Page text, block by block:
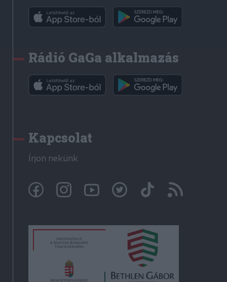
Rádió GaGa alkalmazás
Kapcsolat
Írjon nekünk